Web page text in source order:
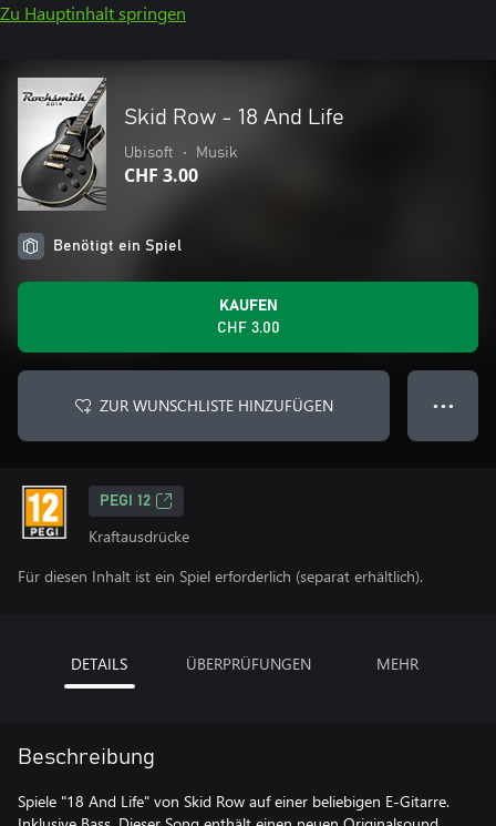
Zu Hauptinhalt springen
Skid Row - 18 And Life
Ubisoft • Musik
CHF 3.00
Benötigt ein Spiel
KAUFEN
CHF 3.00
ZUR WUNSCHLISTE HINZUFÜGEN ● ● ●
PEGI 12
Kraftausdrücke
Für diesen Inhalt ist ein Spiel erforderlich (separat erhältlich).
DETAILS ÜBERPRÜFUNGEN MEHR
Beschreibung
Spiele "18 And Life" von Skid Row auf einer beliebigen E-Gitarre.